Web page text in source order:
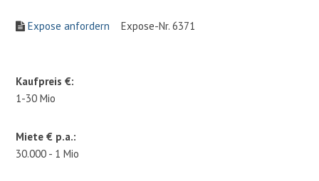
Expose anfordern Expose-Nr. 6371
Kaufpreis €:
1-30 Mio
Miete € p.a.:
30.000 - 1 Mio